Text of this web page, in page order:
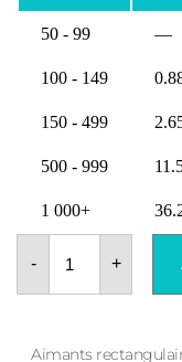
50 - 99 —
100 - 149
150 - 499
500 - 999
1 000+
-
quantité
Aimant
de
plaque
+
Aimants